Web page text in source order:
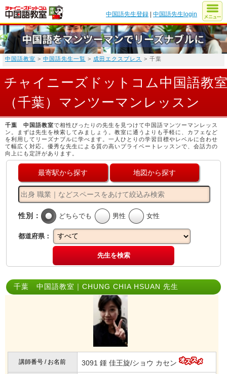
中国語先生登録 |中国語先生login
中国語教室 > 中国語先生一覧 > 成田エクスプレス > 千葉
チャイニーズドットコム中国語教
（千葉）マンツーマンレッスン
千葉 中国語教室で相性ぴったりの先生を見つけて中国語マンツーマンレッス
ン。まずは先生を検索してみましょう。教室に通うよりも手軽に、カフェなど
を利用してリーズナブルに学べます。一人ひとりの学習目標やレベルに合わせ
て幅広く対応。優秀な先生による質の高いプライベートレッスンで、会話力の
向上にも定評があります。
最寄駅から探す 地図から探す
性別： どちらでも 男性 女性
都道府県：
先生を検索
千葉 中国語教室｜CHUNG CHIA HSUAN 先生
講師番号 / お名前 3091 鍾 佳王旋/ショウ カセン